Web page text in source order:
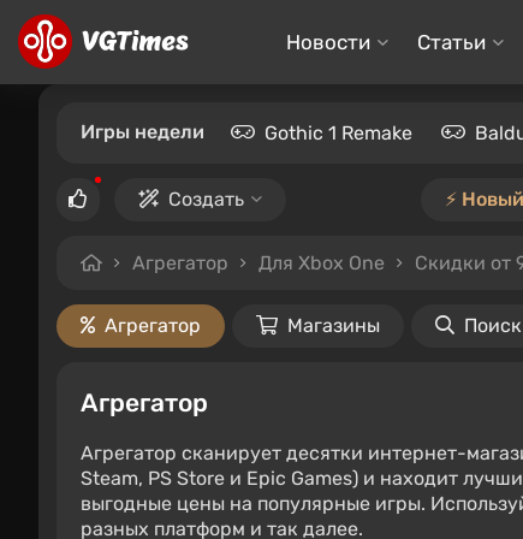
Новости Статьи
Игры недели Gothic 1 Remake
Создать ⚡️
Агрегатор Для Xbox One Скидки от
Агрегатор Магазины
Агрегатор
Агрегатор сканирует десятки интернет-
Steam, PS Store и Epic Games) и находит
выгодные цены на популярные игры.
разных платформ и так далее.